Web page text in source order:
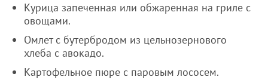
Курица запеченная или обжаренная на гриле с
овощами.
Омлет с бутербродом из цельнозернового
хлеба с авокадо.
Картофельное пюре с паровым лососем.